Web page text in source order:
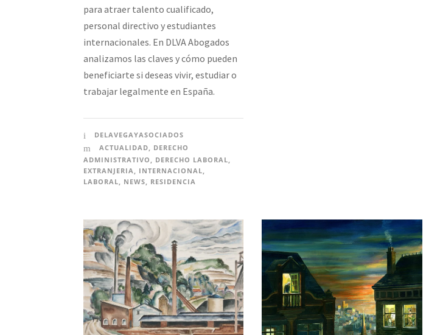
para atraer talento cualificado,
personal directivo y estudiantes
internacionales. En DLVA Abogados
analizamos las claves y cómo pueden
beneficiarte si deseas vivir, estudiar o
trabajar legalmente en España.
DELAVEGAYASOCIADOS
ACTUALIDAD, DERECHO
ADMINISTRATIVO
DERECHO LABORAL
EXTRANJERIA
INTERNACIONAL
LABORAL
NEWS RESIDENCIA